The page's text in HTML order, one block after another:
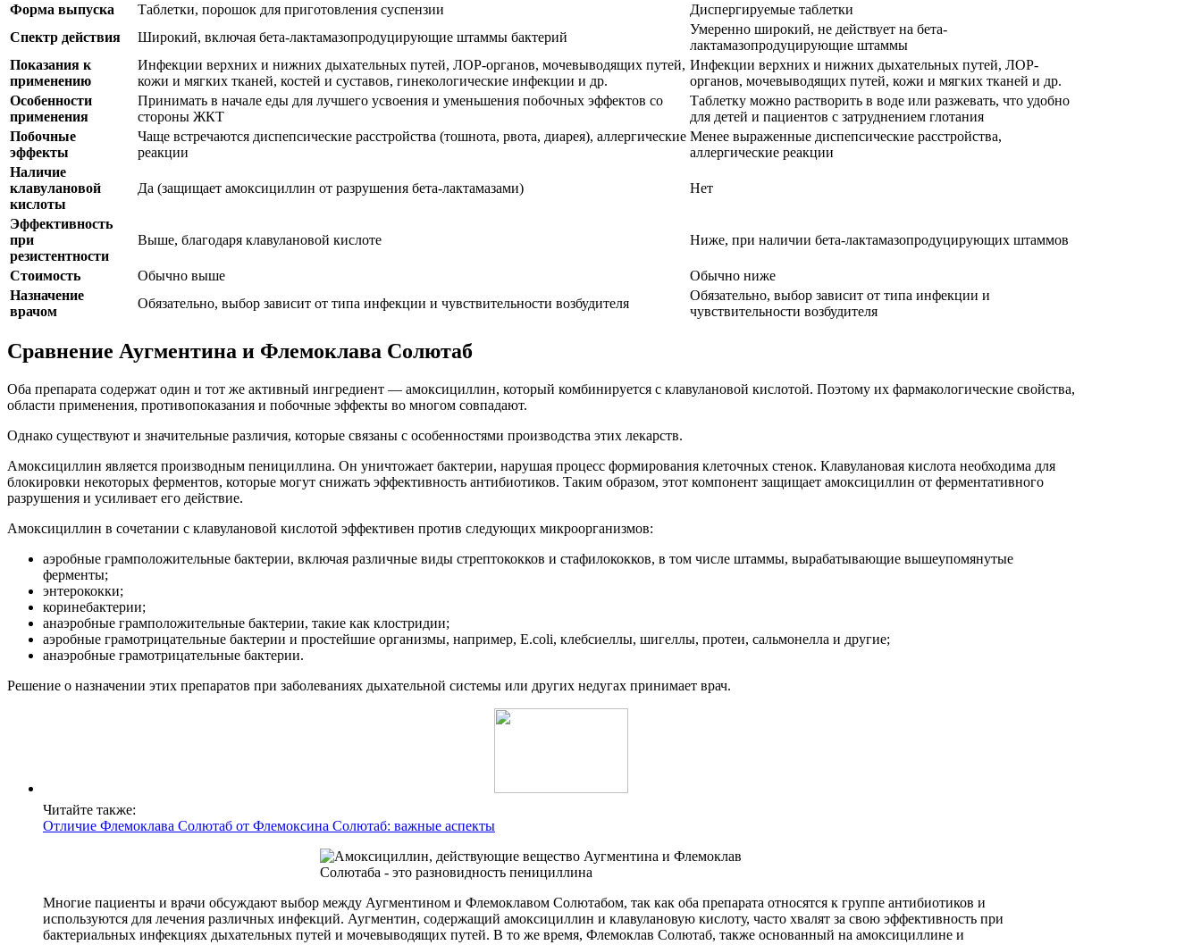
Форма выпуска
Таблетки, порошок для приготовления суспензии
Диспергируемые таблетки
Спектр действия
Широкий, включая бета-лактамазопродуцирующие штаммы бактерий
Умеренно широкий, не действует на бета-
лактамазопродуцирующие штаммы
Показания к
применению
Инфекции верхних и нижних дыхательных путей, ЛОР-органов, мочевыводящих путей,
кожи и мягких тканей, костей и суставов, гинекологические инфекции и др.
Инфекции верхних и нижних дыхательных путей, ЛОР-
органов, мочевыводящих путей, кожи и мягких тканей и др.
Особенности
применения
Принимать в начале еды для лучшего усвоения и уменьшения побочных эффектов со
стороны ЖКТ
Таблетку можно растворить в воде или разжевать, что удобно
для детей и пациентов с затруднением глотания
Побочные
эффекты
Чаще встречаются диспепсические расстройства (тошнота, рвота, диарея), аллергические
реакции
Менее выраженные диспепсические расстройства,
аллергические реакции
Наличие
клавулановой
кислоты
Да (защищает амоксициллин от разрушения бета-лактамазами) Нет
Эффективность
при
резистентности
Выше, благодаря клавулановой кислоте Ниже, при наличии бета-лактамазопродуцирующих штаммов
Стоимость Обычно выше
Обычно ниже
Назначение
врачом
Обязательно, выбор зависит от типа инфекции и чувствительности возбудителя
Обязательно, выбор зависит от типа инфекции и
чувствительности возбудителя
Сравнение Аугментина и Флемоклава Солютаб
Оба препарата содержат один и тот же активный ингредиент — амоксициллин, который комбинируется с клавулановой кислотой. Поэтому их фармакологические свойства,
области применения, противопоказания и побочные эффекты во многом совпадают.
Однако существуют и значительные различия, которые связаны с особенностями производства этих лекарств.
Амоксициллин является производным пенициллина. Он уничтожает бактерии, нарушая процесс формирования клеточных стенок. Клавулановая кислота необходима для
блокировки некоторых ферментов, которые могут снижать эффективность антибиотиков. Таким образом, этот компонент защищает амоксициллин от ферментативного
разрушения и усиливает его действие.
Амоксициллин в сочетании с клавулановой кислотой эффективен против следующих микроорганизмов:
аэробные грамположительные бактерии, включая различные виды стрептококков и стафилококков, в том числе штаммы, вырабатывающие вышеупомянутые
ферменты;
энтерококки;
коринебактерии;
анаэробные грамположительные бактерии, такие как клостридии;
аэробные грамотрицательные бактерии и простейшие организмы, например, E.coli, клебсиеллы, шигеллы, протеи, сальмонелла и другие;
анаэробные грамотрицательные бактерии.
Решение о назначении этих препаратов при заболеваниях дыхательной системы или других недугах принимает врач.
Читайте также:
Отличие Флемоклава Солютаб от Флемоксина Солютаб: важные аспекты
Многие пациенты и врачи обсуждают выбор между Аугментином и Флемоклавом Солютабом, так как оба препарата относятся к группе антибиотиков и
используются для лечения различных инфекций. Аугментин, содержащий амоксициллин и клавулановую кислоту, часто хвалят за свою эффективность при
бактериальных инфекциях дыхательных путей и мочевыводящих путей. В то же время, Флемоклав Солютаб, также основанный на амоксициллине и